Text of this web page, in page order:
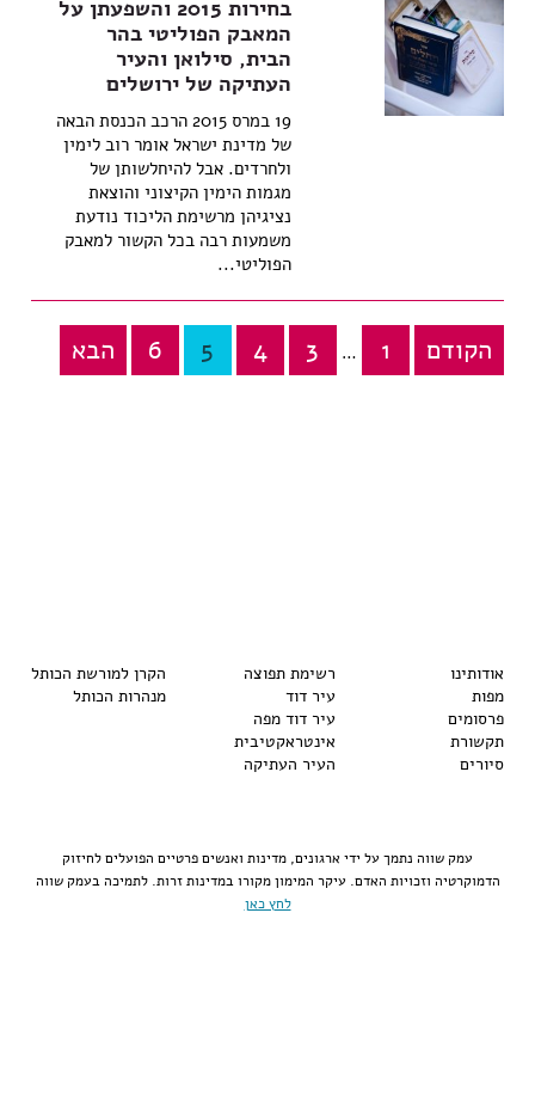
בחירות 2015 והשפעתן על
המאבק הפוליטי בהר
הבית, סילואן והעיר
העתיקה של ירושלים
19 במרס 2015 הרכב הכנסת הבאה
של מדינת ישראל אומר רוב לימין
ולחרדים. אבל להיחלשותן של
מגמות הימין הקיצוני והוצאת
נציגיהן מרשימת הליכוד נודעת
משמעות רבה בכל הקשור למאבק
הפוליטי...
Posts
pagination
הקודם 1
…
3
4
5
6 הבא
אודותינו
מפות
פרסומים
תקשורת
סיורים
רשימת תפוצה
עיר דוד
עיר דוד מפה
אינטראקטיבית
העיר העתיקה
הקרן למורשת הכותל
מנהרות הכותל
עמק שווה נתמך על ידי ארגונים, מדינות ואנשים פרטיים הפועלים לחיזוק
הדמוקרטיה וזכויות האדם. עיקר המימון מקורו במדינות זרות. לתמיכה בעמק שווה
לחץ כאן